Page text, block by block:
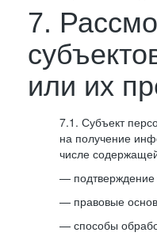
7.
или их
7.1. Субъект
на получение
числе
—
— правовые
— способы